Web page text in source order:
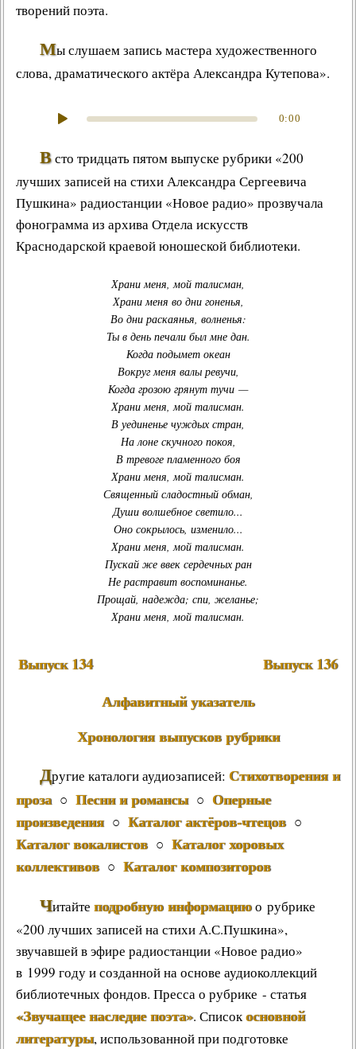
творений поэта.
Мы слушаем записьмастера художественного
слова, драматического актёраАлександра Кутепова».
0:00
Всто тридцать пятом выпуске рубрики «200
лучших записей на стихи Александра Сергеевича
Пушкина» радиостанции «Новое радио» прозвучала
фонограмма из архива Отдела искусств
Краснодарской краевой юношеской библиотеки.
Храни меня, мой талисман,
Храни меня во дни гоненья,
Во дни раскаянья, волненья:
Ты в день печали был мне дан.
Когда подымет океан
Вокруг меня валы ревучи,
Когда грозою грянут тучи —
Храни меня, мой талисман.
В уединенье чуждых стран,
На лоне скучного покоя,
В тревоге пламенного боя
Храни меня, мой талисман.
Священный сладостный обман,
Души волшебное светило...
Оно сокрылось, изменило...
Храни меня, мой талисман.
Пускай же ввек сердечных ран
Не растравит воспоминанье.
Прощай, надежда; спи, желанье;
Храни меня, мой талисман.
Выпуск 134
Выпуск 136
Алфавитный указатель
Хронология выпусков рубрики
Другие каталоги аудиозаписей: Стихотворения и
проза○ Песни и романсы○ Оперные
произведения○ Каталог актёров-чтецов○
Каталог вокалистов○ Каталог хоровых
коллективов○ Каталог композиторов
Читайте подробную информациюо рубрике
«200 лучших записей на стихи А.С.Пушкина»,
звучавшей в эфире радиостанции «Новое радио»
в 1999 году и созданной на основе аудиоколлекций
библиотечных фондов. Пресса о рубрике - статья
«Звучащее наследие поэта». Списокосновной
литературы, использованной при подготовке